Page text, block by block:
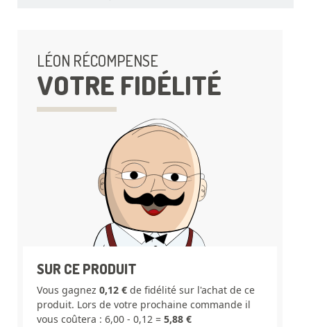
LÉON RÉCOMPENSE
VOTRE FIDÉLITÉ
SUR CE PRODUIT
Vous gagnez 0,12 € de fidélité sur l'achat de ce
produit. Lors de votre prochaine commande il
vous coûtera : 6,00 - 0,12 = 5,88 €